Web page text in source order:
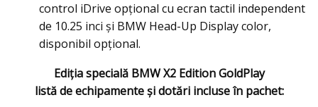
control iDrive opţional cu ecran tactil independent
de 10.25 inci şi BMW Head-Up Display color,
disponibil opţional.
Ediţia specială BMW X2 Edition GoldPlay
listă de echipamente şi dotări incluse în pachet: